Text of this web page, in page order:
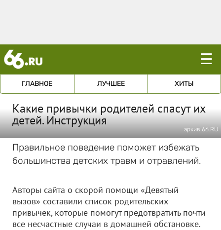
☰
ГЛАВНОЕ ЛУЧШЕЕ ХИТЫ
Какие привычки родителей спасут их
детей. Инструкция
архив 66.RU
Правильное поведение поможет избежать
большинства детских травм и отравлений.
Авторы сайта о скорой помощи «Девятый
вызов» составили список родительских
привычек, которые помогут предотвратить почти
все несчастные случаи в домашней обстановке.